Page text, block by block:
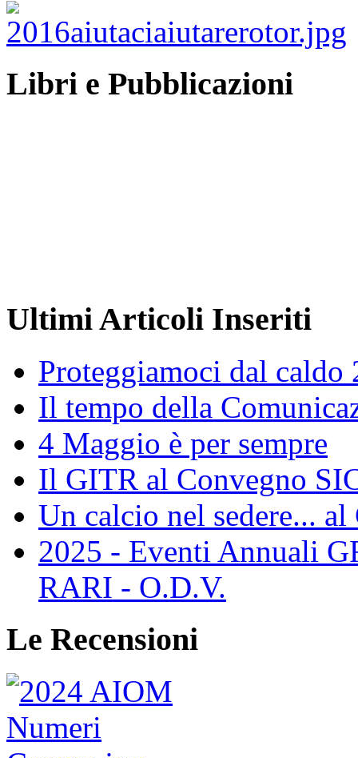
Libri e Pubblicazioni
Ultimi Articoli Inseriti
Proteggiamoci dal caldo
Il tempo della
4 Maggio è per sempre
Il GITR al Convegno
Un calcio nel sedere...
2025 - Eventi Annuali
RARI - O.D.V.
Le Recensioni